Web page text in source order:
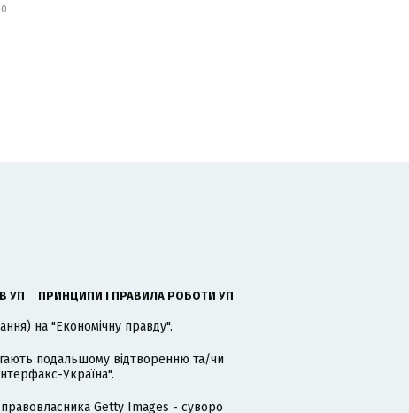
УП ПРИНЦИПИ І ПРАВИЛА РОБОТИ УП
на "Економічну правду".
подальшому відтворенню та/чи
Україна".
правовласника Getty Images - суворо